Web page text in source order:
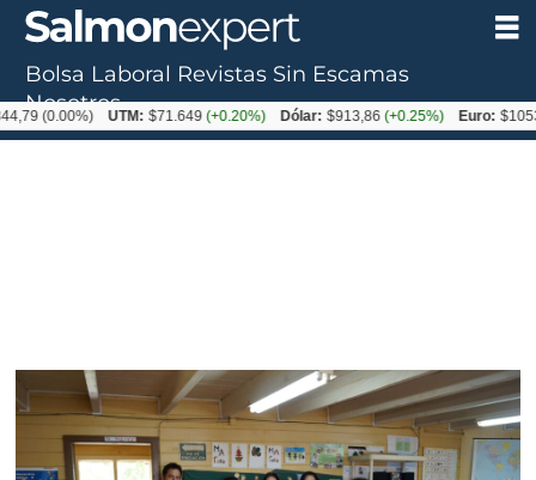
Bolsa Laboral Revistas Sin Escamas
Nosotros
(0.00%) UTM: $71.649(+0.20%) Dólar: $913,86(+0.25%) Euro: $1053,08